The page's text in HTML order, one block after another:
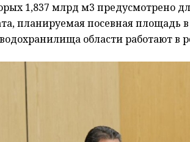
1,837 млрд м3 предусмотрено
планируемая посевная площадь в
области работают в